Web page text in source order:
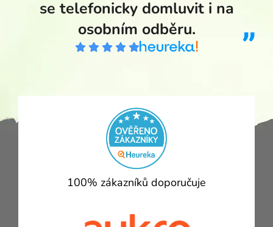
se telefonicky domluvit i na
osobním odběru.
100% zákazníků doporučuje